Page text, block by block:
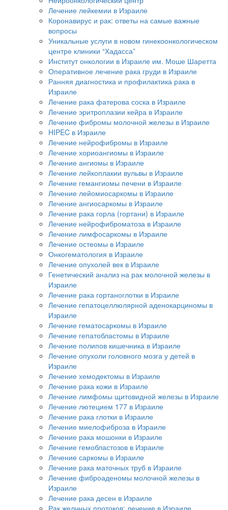
Лечение лейкемии в Израиле
Коронавирус и рак: ответы на самые важные
вопросы
Уникальные услуги в новом гинекоонкологическом
центре клиники “Хадасса”
Институт онкологии в Израиле им. Моше Шаретта
Оперативное лечение рака груди в Израиле
Ранняя диагностика и профилактика рака в
Израиле
Лечение рака фатерова соска в Израиле
Лечение эритроплазии кейра в Израиле
Лечение фибромы молочной железы в Израиле
HIPEC в Израиле
Лечение нейрофибромы в Израиле
Лечение хориоангиомы в Израиле
Лечение ангиомы в Израиле
Лечение лейкоплакии вульвы в Израиле
Лечение гемангиомы печени в Израиле
Лечение лейомиосаркомы в Израиле
Лечение ангиосаркомы в Израиле
Лечение рака горла (гортани) в Израиле
Лечение нейрофиброматоза в Израиле
Лечение лимфосаркомы в Израиле
Лечение остеомы в Израиле
Онкогематология в Израиле
Лечение опухолей век в Израиле
Генетический анализ на рак молочной железы в
Израиле
Лечение рака гортаноглотки в Израиле
Лечение гепатоцеллюлярной аденокарциномы в
Израиле
Лечение гематосаркомы в Израиле
Лечение гепатобластомы в Израиле
Лечение полипов кишечника в Израиле
Лечение опухоли головного мозга у детей в
Израиле
Лечение хемодектомы в Израиле
Лечение рака кожи в Израиле
Лечение лимфомы щитовидной железы в Израиле
Лечение лютецием 177 в Израиле
Лечение рака глотки в Израиле
Лечение миелофиброза в Израиле
Лечение рака мошонки в Израиле
Лечение гемобластозов в Израиле
Лечение саркомы в Израиле
Лечение рака маточных труб в Израиле
Лечение фиброаденомы молочной железы в
Израиле
Лечение рака десен в Израиле